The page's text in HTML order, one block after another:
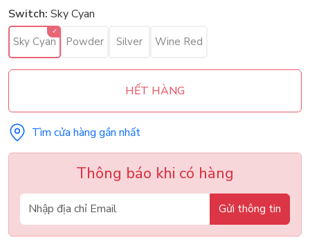
Switch: Sky Cyan
Sky Cyan Powder Silver Wine Red
HẾT HÀNG
Tìm cửa hàng gần nhất
Thông báo khi có hàng
Gửi thông tin